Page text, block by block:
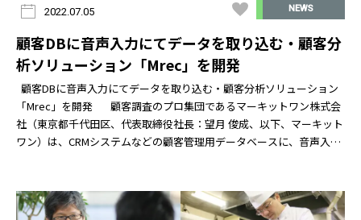
2022.07.05 NEWS
顧客DBに音声入力にてデータを取り込む・顧客分
析ソリューション「Mrec」を開発
顧客DBに音声入力にてデータを取り込む・顧客分析ソリューション
「Mrec」を開発 顧客調査のプロ集団であるマーキットワン株式会
社（東京都千代田区、代表取締役社長：望月 俊成、以下、マーキット
ワン）は、CRMシステムなどの顧客管理用データベースに、音声入力